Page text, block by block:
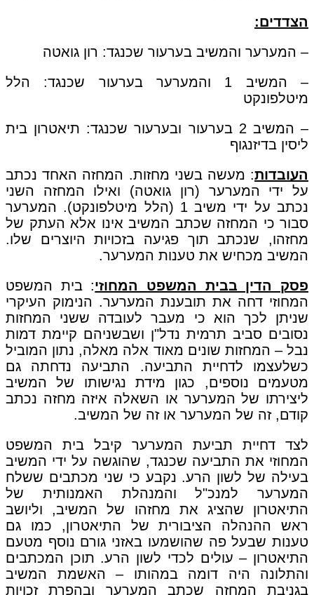
הצדדים:
– המערער והמשיב בערעור שכנגד: רון גואטה
– המשיב 1 והמערער בערעור שכנגד: הלל
מיטלפונקט
– המשיב 2 בערעור ובערעור שכנגד: תיאטרון בית
ליסין בדיזנגוף
העובדות: מעשה בשני מחזות. המחזה האחד נכתב
על ידי המערער (רון גואטה) ואילו המחזה השני
נכתב על ידי משיב 1 (הלל מיטלפונקט). המערער
סבור כי המחזה שכתב המשיב אינו אלא העתק של
מחזהו, שנכתב תוך פגיעה בזכויות היוצרים שלו.
המשיב מכחיש את טענות המערער.
פסק הדין בבית המשפט המחוזי: בית המשפט
המחוזי דחה את תובענת המערער. הנימוק העיקרי
שניתן לכך הוא כי מעבר לעובדה ששני המחזות
נסובים סביב תרמית נדל"ן ושבשניהם קיימת דמות
נבל – המחזות שונים מאוד אלה מאלה, נתון המוביל
כשלעצמו לדחיית התביעה. התביעה נדחתה גם
מטעמים נוספים, כגון מידת נגישותו של המשיב
ליצירתו של המערער או השאלה איזה מחזה נכתב
קודם, זה של המערער או זה של המשיב.
לצד דחיית תביעת המערער קיבל בית המשפט
המחוזי את התביעה שכנגד, שהוגשה על ידי המשיב
בעילה של לשון הרע. נקבע כי שני מכתבים ששלח
המערער למנכ"ל והמנהלת האמנותית של
התיאטרון שהציג את מחזהו של המשיב, וליושב
ראש ההנהלה הציבורית של התיאטרון, כמו גם
טענות שבעל פה שהושמעו באזני גורם נוסף מטעם
התיאטרון – עולים לכדי לשון הרע. תוכן המכתבים
והתלונה היה דומה במהותו – האשמת המשיב
בגניבת המחזה שכתב המערער ובהפרת זכויות